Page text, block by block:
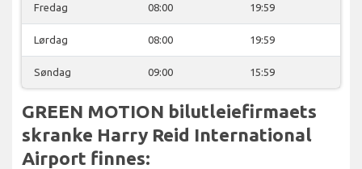
Fredag 08:00 19:59
Lørdag 08:00 19:59
Søndag 09:00 15:59
GREEN MOTION bilutleiefirmaets
skranke Harry Reid International
Airport finnes: